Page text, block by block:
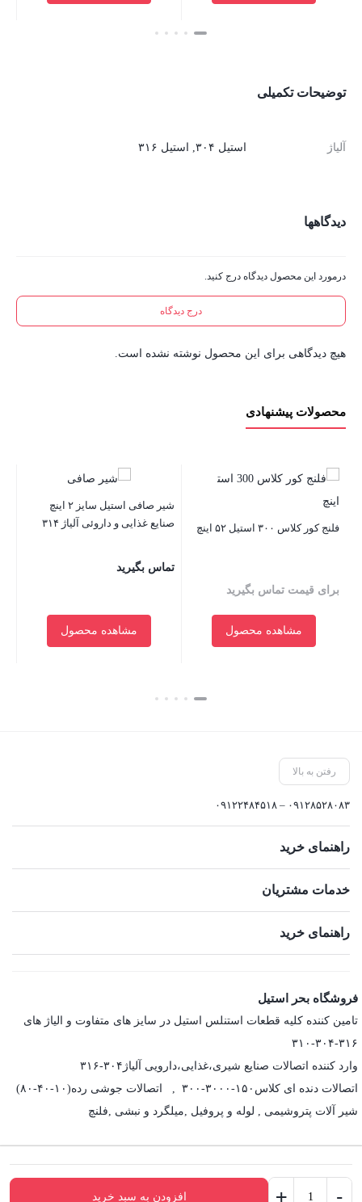
-
+ افزودن به سبد خرید
بستن
توضیحات تکمیلی
آلیاژ استیل ۳۰۴, استیل ۳۱۶
دیدگاهها
درمورد این محصول دیدگاه درج کنید.
درج دیدگاه
هیچ دیدگاهی برای این محصول نوشته نشده است.
محصولات پیشنهادی
فلنج کور کلاس ۳۰۰ استیل ۵۲ اینچ
برای قیمت تماس بگیرید
مشاهده محصول
شیر صافی استیل سایز ۲ اینچ
صنایع غذایی و داروئی آلیاژ ۳۱۴
تماس بگیرید
مشاهده محصول
رفتن به بالا
۰۹۱۲۸۵۲۸۰۸۳ – ۰۹۱۲۲۴۸۴۵۱۸
راهنمای خرید
خدمات مشتریان
راهنمای خرید
فروشگاه بحر استیل
تامین کننده کلیه قطعات استنلس استیل در سایز های متفاوت و الیاژ های
۳۱۶-۳۰۴-۳۱۰
وارد کننده اتصالات صنایع شیری،غذایی،دارویی آلیاژ۳۰۴-۳۱۶
اتصالات دنده ای کلاس۱۵۰-۳۰۰۰-۳۰۰ , اتصالات جوشی رده(۱۰-۴۰-۸۰)
شیر آلات پتروشیمی , لوله و پروفیل ,میلگرد و نبشی ,فلنچ